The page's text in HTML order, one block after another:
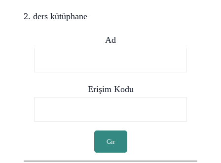
2. ders kütüphane
Ad
Erişim Kodu
Gir